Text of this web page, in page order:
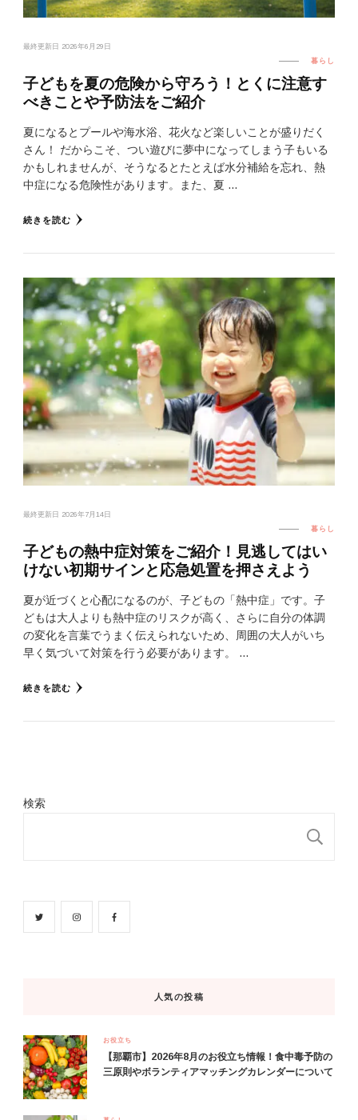
最終更新日 2026年6月29日
暮らし
子どもを夏の危険から守ろう！とくに注意す
べきことや予防法をご紹介
夏になるとプールや海水浴、花火など楽しいことが盛りだく
さん！ だからこそ、つい遊びに夢中になってしまう子もいる
かもしれませんが、そうなるとたとえば水分補給を忘れ、熱
中症になる危険性があります。また、夏 …
続きを読む
最終更新日 2026年7月14日
暮らし
子どもの熱中症対策をご紹介！見逃してはい
けない初期サインと応急処置を押さえよう
夏が近づくと心配になるのが、子どもの「熱中症」です。子
どもは大人よりも熱中症のリスクが高く、さらに自分の体調
の変化を言葉でうまく伝えられないため、周囲の大人がいち
早く気づいて対策を行う必要があります。 …
続きを読む
検索
人気の投稿
お役立ち
【那覇市】2026年8月のお役立ち情報！食中毒予防の
三原則やボランティアマッチングカレンダーについて